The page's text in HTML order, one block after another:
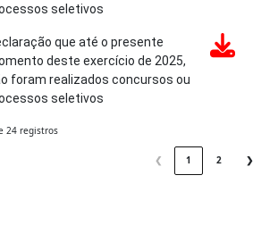
seletivos
que até o presente
deste exercício de 2025,
foram realizados concursos ou
seletivos
24 registros
❮ 1 2 ❯